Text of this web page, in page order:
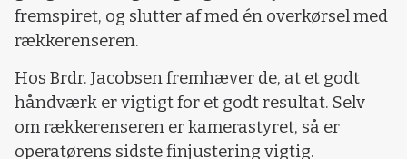
fremspiret, og slutter af med én overkørsel med
rækkerenseren.
Hos Brdr. Jacobsen fremhæver de, at et godt
håndværk er vigtigt for et godt resultat. Selv
om rækkerenseren er kamerastyret, så er
operatørens sidste finjustering vigtig.